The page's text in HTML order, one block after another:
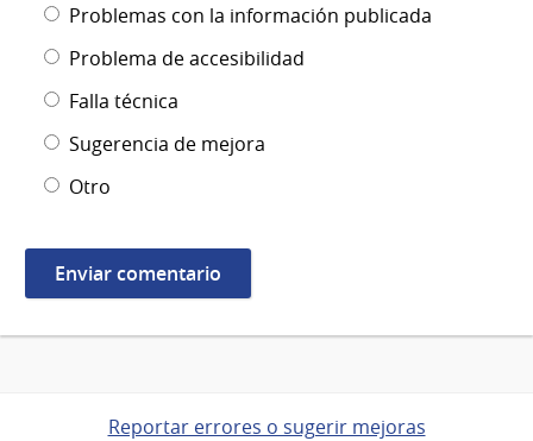
Problemas con la información publicada
Problema de accesibilidad
Falla técnica
Sugerencia de mejora
Otro
Reportar errores o sugerir mejoras